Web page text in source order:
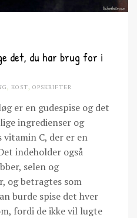
det, du har brug for i
KOST OPSKRIFTER
er en gudespise og det
ingredienser og
vitamin C, der er en
indeholder også
selen og
og betragtes som
burde spise det hver
fordi de ikke vil lugte